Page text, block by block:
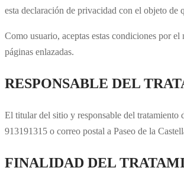
esta declaración de privacidad con el objeto de
Como usuario, aceptas estas condiciones por
páginas enlazadas.
RESPONSABLE DEL
El titular del sitio y responsable del
913191315 o correo postal a Paseo de la
FINALIDAD DEL